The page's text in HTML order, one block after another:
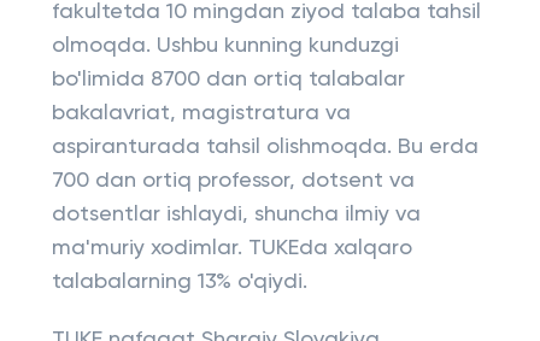
fakultetda 10 mingdan ziyod talaba tahsil
olmoqda. Ushbu kunning kunduzgi
bo'limida 8700 dan ortiq talabalar
bakalavriat, magistratura va
aspiranturada tahsil olishmoqda. Bu erda
700 dan ortiq professor, dotsent va
dotsentlar ishlaydi, shuncha ilmiy va
ma'muriy xodimlar. TUKEda xalqaro
talabalarning 13% o'qiydi.